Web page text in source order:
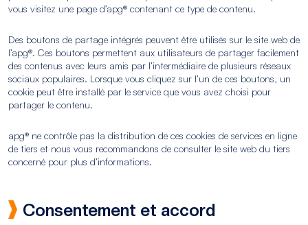
vous visitez une page d’apg® contenant ce type de contenu.
Des boutons de partage intégrés peuvent être utilisés sur le site web de
l’apg®. Ces boutons permettent aux utilisateurs de partager facilement
des contenus avec leurs amis par l’intermédiaire de plusieurs réseaux
sociaux populaires. Lorsque vous cliquez sur l’un de ces boutons, un
cookie peut être installé par le service que vous avez choisi pour
partager le contenu.
apg® ne contrôle pas la distribution de ces cookies de services en ligne
de tiers et nous vous recommandons de consulter le site web du tiers
concerné pour plus d’informations.
Consentement et accord